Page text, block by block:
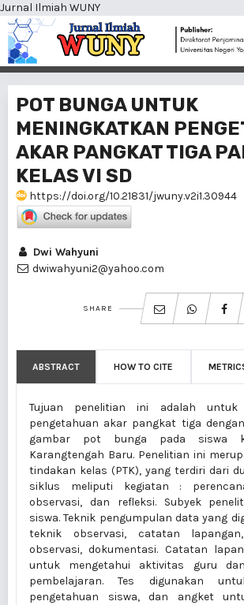
Jurnal Ilmiah WUNY
POT BUNGA UNTUK
MENINGKATKAN
AKAR PANGKAT TIGA
KELAS VI SD
https://doi.org/10.21831/jwuny.v2i1.30944
Dwi Wahyuni
dwiwahyuni2@yahoo.com
SHARE
ABSTRACT HOW TO CITE
Tujuan penelitian ini adalah untuk
pengetahuan akar pangkat tiga
gambar pot bunga pada siswa
Karangtengah Baru. Penelitian ini
tindakan kelas (PTK), yang terdiri dari
siklus meliputi kegiatan :
observasi, dan refleksi. Subyek
siswa. Teknik pengumpulan data yang
teknik observasi, catatan
observasi, dokumentasi. Catatan
untuk mengetahui aktivitas guru
pembelajaran. Tes digunakan
pengetahuan siswa, dan angket